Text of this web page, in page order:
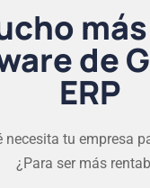
de
ERP
necesita tu empresa
¿Para ser más